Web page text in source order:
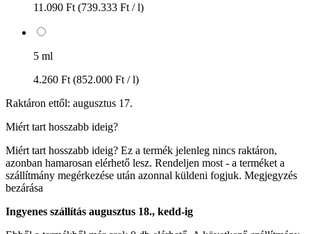
11.090 Ft (739.333 Ft / l)
5 ml
4.260 Ft (852.000 Ft / l)
Raktáron ettől: augusztus 17.
Miért tart hosszabb ideig?
Miért tart hosszabb ideig? Ez a termék jelenleg nincs raktáron,
azonban hamarosan elérhető lesz. Rendeljen most - a terméket a
szállítmány megérkezése után azonnal küldeni fogjuk. Megjegyzés
bezárása
Ingyenes szállítás augusztus 18., kedd-ig